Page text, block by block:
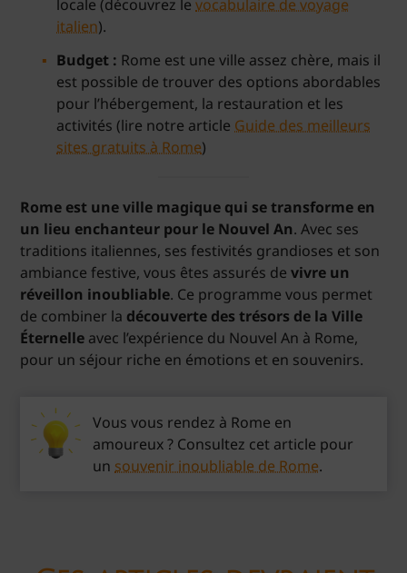
locale (découvrez levocabulaire de voyage
italien).
Budget : Rome est une ville assez chère, mais il
est possible de trouver des options abordables
pour l’hébergement, la restauration et les
activités (lire notre article Guide des meilleurs
sites gratuits à Rome)
Rome est une ville magique qui se transforme en
un lieu enchanteur pour le Nouvel An. Avec ses
traditions italiennes, ses festivités grandioses et son
ambiance festive, vous êtes assurés devivre un
réveillon inoubliable. Ce programme vous permet
de combiner la découverte des trésors de la Ville
Éternelle avec l’expérience du Nouvel An à Rome,
pour un séjour riche en émotions et en souvenirs.
Vous vous rendez à Rome en
amoureux ? Consultez cet article pour
un souvenir inoubliable de Rome.